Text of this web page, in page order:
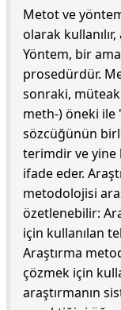
Metot ve
olarak
Yöntem, bir
prosedürdür.
sonraki,
meth-) öneki ile
sözcüğünün
terimdir ve yine
ifade eder.
metodolojisi
özetlenebilir:
için kullanılan
Araştırma
çözmek için
araştırmanın